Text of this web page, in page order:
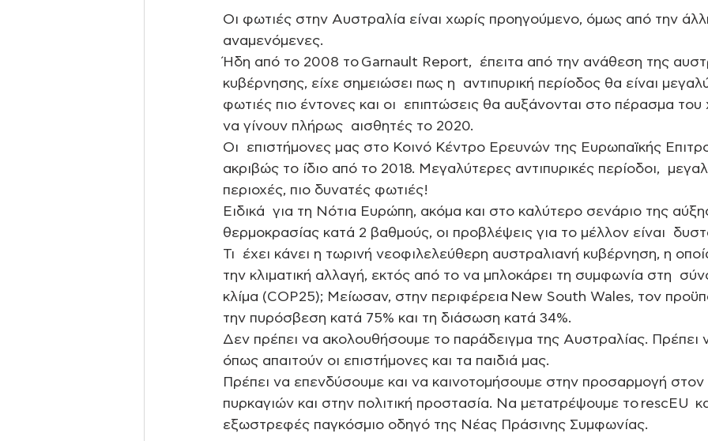
Οι φωτιές στην Αυστραλία είναι χωρίς προηγούμενο, όμως από την
αναμενόμενες.
Ήδη από το 2008 το Garnault Report,  έπειτα από την ανάθεση της
κυβέρνησης, είχε σημειώσει πως η  αντιπυρική περίοδος θα είναι
φωτιές πιο έντονες και οι  επιπτώσεις θα αυξάνονται στο πέρασμα του
να γίνουν πλήρως  αισθητές το 2020.
Οι  επιστήμονες μας στο Κοινό Κέντρο Ερευνών της Ευρωπαϊκής
ακριβώς το ίδιο από το 2018. Μεγαλύτερες αντιπυρικές περίοδοι,
περιοχές, πιο δυνατές φωτιές!
Ειδικά  για τη Νότια Ευρώπη, ακόμα και στο καλύτερο σενάριο της
θερμοκρασίας κατά 2 βαθμούς, οι προβλέψεις για το μέλλον είναι
Τι  έχει κάνει η τωρινή νεοφιλελεύθερη αυστραλιανή κυβέρνηση, η
την κλιματική αλλαγή, εκτός από το να μπλοκάρει τη συμφωνία στη
κλίμα (COP25); Μείωσαν, στην περιφέρεια New South Wales, τον
την πυρόσβεση κατά 75% και τη διάσωση κατά 34%.
Δεν πρέπει να ακολουθήσουμε το παράδειγμα της Αυστραλίας. Πρέπει
όπως απαιτούν οι επιστήμονες και τα παιδιά μας.
Πρέπει να επενδύσουμε και να καινοτομήσουμε στην προσαρμογή στον
πυρκαγιών και στην πολιτική προστασία. Να μετατρέψουμε το rescEU
εξωστρεφές παγκόσμιο οδηγό της Νέας Πράσινης Συμφωνίας.